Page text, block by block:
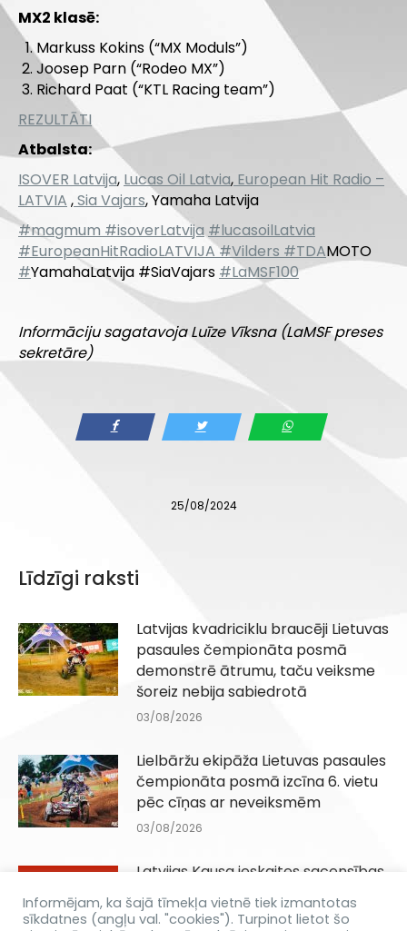
MX2 klasē:
Markuss Kokins (“MX Moduls”)
Joosep Parn (“Rodeo MX”)
Richard Paat (“KTL Racing team”)
REZULTĀTI
Atbalsta:
ISOVER Latvija, Lucas Oil Latvia, European Hit Radio –
LATVIA ,Sia Vajars,Yamaha Latvija
#magmum #isoverLatvija #lucasoilLatvia
#EuropeanHitRadioLATVIJA#Vilders #TDAMOTO
#YamahaLatvija #SiaVajars #LaMSF100
Informāciju sagatavoja Luīze Vīksna (LaMSF preses
sekretāre)
25/08/2024
Līdzīgi raksti
Latvijas kvadriciklu braucēji Lietuvas
pasaules čempionāta posmā
demonstrē ātrumu, taču veiksme
šoreiz nebija sabiedrotā
03/08/2026
Lielbāržu ekipāža Lietuvas pasaules
čempionāta posmā izcīna 6. vietu
pēc cīņas ar neveiksmēm
03/08/2026
Latvijas Kausa ieskaites sacensības
Q100, QJuniori un QIesācēji klasēm
Dēliņkalnā 29.08.2026
Informējam, ka šajā tīmekļa vietnē tiek izmantotas
sīkdatnes (angļu val. "cookies"). Turpinot lietot šo